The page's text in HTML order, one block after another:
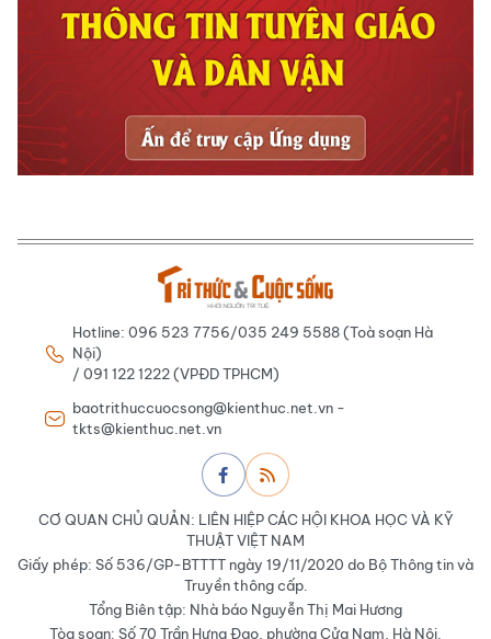
Hotline: 096 523 7756/035 249 5588 (Toà soạn Hà
Nội)
/ 091 122 1222 (VPĐD TPHCM)
baotrithuccuocsong@kienthuc.net.vn -
tkts@kienthuc.net.vn
CƠ QUAN CHỦ QUẢN: LIÊN HIỆP CÁC HỘI KHOA HỌC VÀ KỸ
THUẬT VIỆT NAM
Giấy phép: Số 536/GP-BTTTT ngày 19/11/2020 do Bộ Thông tin và
Truyền thông cấp.
Tổng Biên tập: Nhà báo Nguyễn Thị Mai Hương
Tòa soạn: Số 70 Trần Hưng Đạo, phường Cửa Nam, Hà Nội.